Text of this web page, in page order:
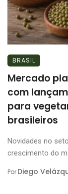
BRASIL
Mercado
com
para
brasileiros
Novidades no
crescimento do
PorDiego